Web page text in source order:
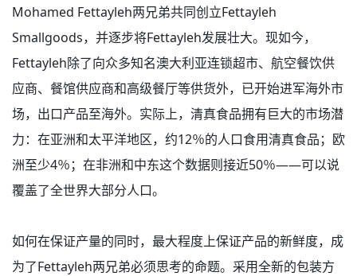
Mohamed Fettayleh两兄弟共同创立Fettayleh
Smallgoods，并逐步将Fettayleh发展壮大。现如今，
Fettayleh除了向众多知名澳大利亚连锁超市、航空餐饮供
应商、餐馆供应商和高级餐厅等供货外，已开始进军海外市
场，出口产品至海外。实际上，清真食品拥有巨大的市场潜
力：在亚洲和太平洋地区，约12％的人口食用清真食品；欧
洲至少4％；在非洲和中东这个数据则接近50％——可以说
覆盖了全世界大部分人口。
如何在保证产量的同时，最大程度上保证产品的新鲜度，成
为了Fettayleh两兄弟必须思考的命题。采用全新的包装方